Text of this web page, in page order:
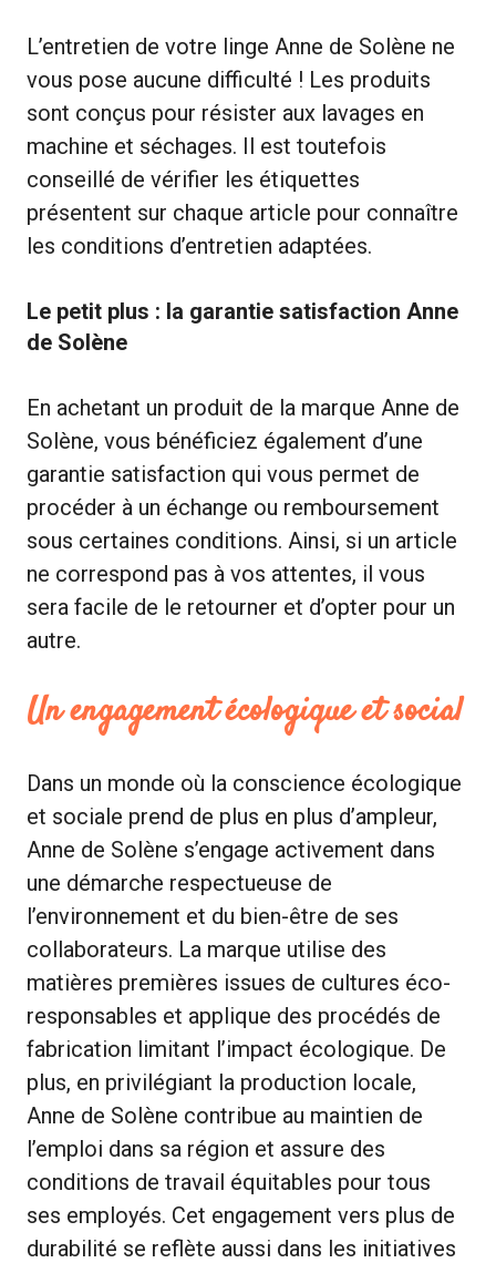
L’entretien de votre linge Anne de Solène ne
vous pose aucune difficulté ! Les produits
sont conçus pour résister aux lavages en
machine et séchages. Il est toutefois
conseillé de vérifier les étiquettes
présentent sur chaque article pour connaître
les conditions d’entretien adaptées.
Le petit plus : la garantie satisfaction Anne
de Solène
En achetant un produit de la marque Anne de
Solène, vous bénéficiez également d’une
garantie satisfaction qui vous permet de
procéder à un échange ou remboursement
sous certaines conditions. Ainsi, si un article
ne correspond pas à vos attentes, il vous
sera facile de le retourner et d’opter pour un
autre.
Un engagement écologique et social
Dans un monde où la conscience écologique
et sociale prend de plus en plus d’ampleur,
Anne de Solène s’engage activement dans
une démarche respectueuse de
l’environnement et du bien-être de ses
collaborateurs. La marque utilise des
matières premières issues de cultures éco-
responsables et applique des procédés de
fabrication limitant l’impact écologique. De
plus, en privilégiant la production locale,
Anne de Solène contribue au maintien de
l’emploi dans sa région et assure des
conditions de travail équitables pour tous
ses employés. Cet engagement vers plus de
durabilité se reflète aussi dans les initiatives